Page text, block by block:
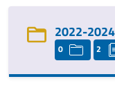
2022-2024
0 2